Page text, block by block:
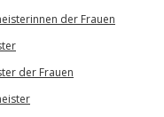
der Frauen
der Frauen